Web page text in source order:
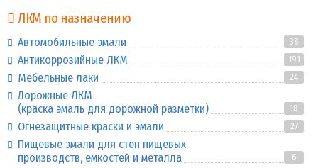
ЛКМ по назначению
Автомобильные эмали 38
Антикоррозийные ЛКМ 191
Мебельные лаки 24
Дорожные ЛКМ
(краска эмаль для дорожной разметки)
18
Огнезащитные краски и эмали 27
Пищевые эмали для стен пищевых
производств, емкостей и металла
6